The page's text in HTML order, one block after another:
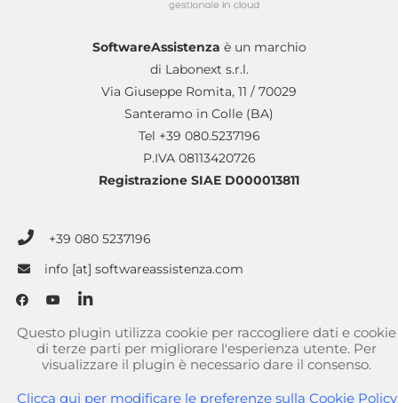
SoftwareAssistenza è un marchio
di Labonext s.r.l.
Via Giuseppe Romita, 11 / 70029
Santeramo in Colle (BA)
Tel +39 080.5237196
P.IVA 08113420726
Registrazione SIAE D000013811
+39 080 5237196
info [at] softwareassistenza.com
Questo plugin utilizza cookie per raccogliere dati e cookie
di terze parti per migliorare l'esperienza utente. Per
visualizzare il plugin è necessario dare il consenso.
Clicca qui per modificare le preferenze sulla Cookie Policy